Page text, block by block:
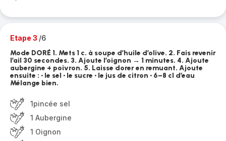
Etape 3 /6
Mode DORÉ 1. Mets 1 c. à soupe d’huile d’olive. 2. Fais revenir
l’ail 30 secondes. 3. Ajoute l’oignon → 1 minutes. 4. Ajoute
aubergine + poivron. 5. Laisse dorer en remuant. Ajoute
ensuite : • le sel • le sucre • le jus de citron • 6–8 cl d’eau
Mélange bien.
1pincée sel
1 Aubergine
1 Oignon